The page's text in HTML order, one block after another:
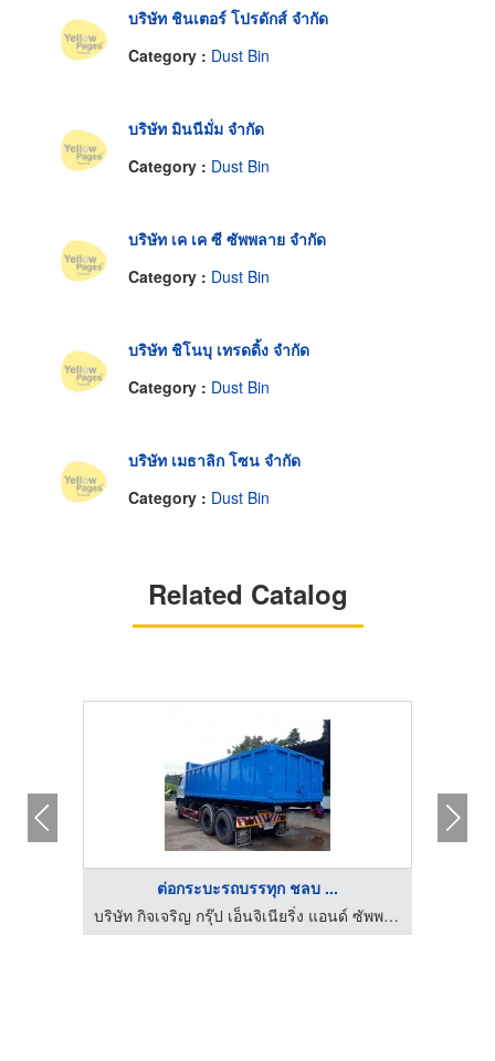
บริษัท ชินเตอร์ โปรดักส์ จำกัด
Category : Dust Bin
บริษัท มินนีมั่ม จำกัด
Category : Dust Bin
บริษัท เค เค ซี ซัพพลาย จำกัด
Category : Dust Bin
บริษัท ชิโนบุ เทรดดิ้ง จำกัด
Category : Dust Bin
บริษัท เมธาลิก โซน จำกัด
Category : Dust Bin
Related Catalog
ต่อกระบะรถบรรทุก ชลบ ...
บริษัท กิจเจริญ กรุ๊ป เอ็นจิเนียริ่ง แอนด์ ซัพพลาย จำกัด